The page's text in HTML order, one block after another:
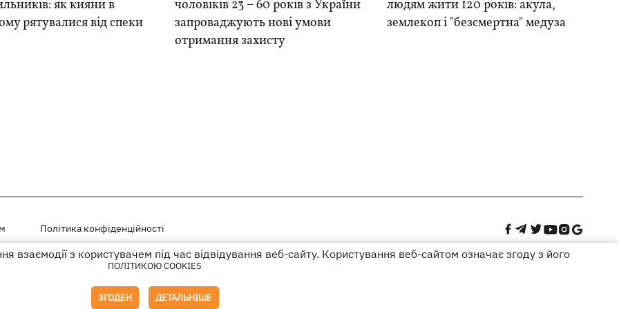
як кияни в
рятувалися від спеки
чоловіків 23 – 60 років з України
запроваджують нові умови
отримання захисту
людям жити 120 років: акула,
землекоп і "безсмертна" медуза
Політика конфіденційності
на правах рекламиз користувачем під час відвідування веб-сайту. Користування веб-сайтом означає згоду з його
ПОЛІТИКОЮ COOKIES
ЗГОДЕН ДЕТАЛЬНІШЕ